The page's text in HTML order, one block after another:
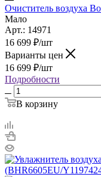
Очиститель воздуха
Мало
Арт.: 14971
16 699 ₽/шт
Варианты цен
16 699 ₽/шт
Подробности
В корзину